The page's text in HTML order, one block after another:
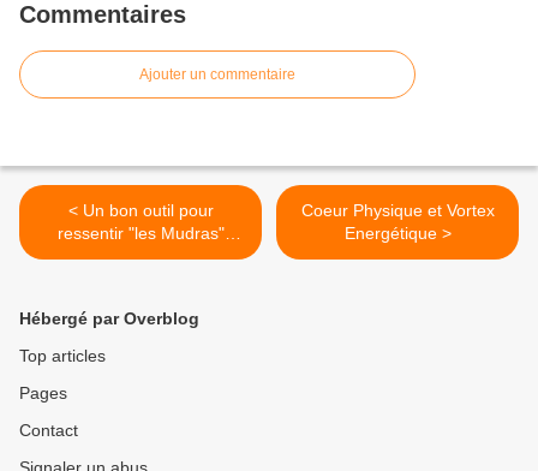
Commentaires
Ajouter un commentaire
< Un bon outil pour
ressentir "les Mudras"
Cartes Violettes
Coeur Physique et Vortex
Energétique >
Hébergé par Overblog
Top articles
Pages
Contact